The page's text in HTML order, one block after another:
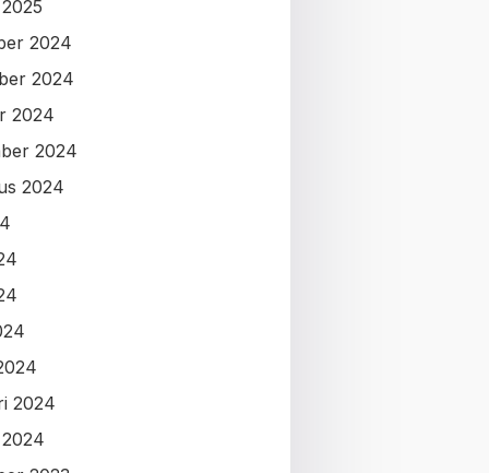
2024
2024
2024
2024
2024
2024